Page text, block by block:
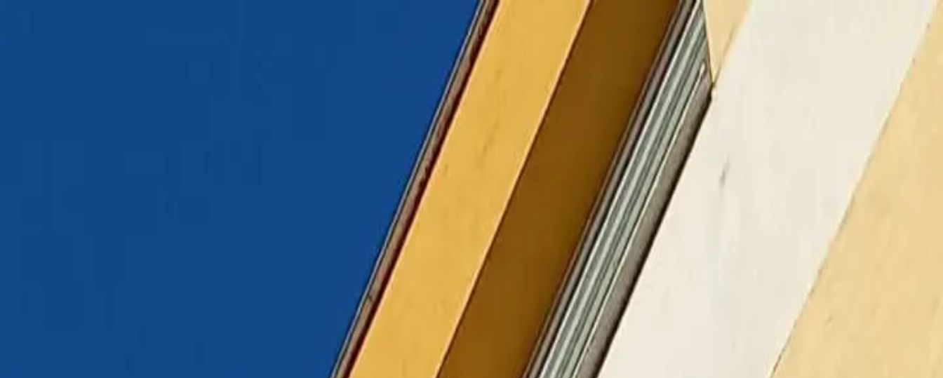
K L I M A
Klimatizácie
Všetko o klimatizáciách
Služby
Odborné poradenstvoMontáž klimatizácií Servis a údržba klimatizáciíPohotovostný výjazd
Značky
Klimatizácie Samsung Klimatizácie Daikin Klimatizácie GreeKlimatizácie AUX
Tepelné čerpadlá
Všetko o tepelných čerpadlách
Odborné poradenstvoMontáž tepelných čerpadiel Servis a údržba tepelných čerpadiel